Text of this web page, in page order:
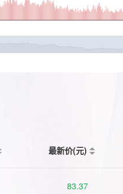
最新价(元)
83.37